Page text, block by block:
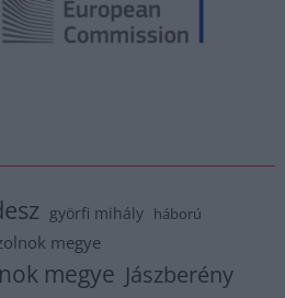
györfi mihály háború
megye
megye Jászberény